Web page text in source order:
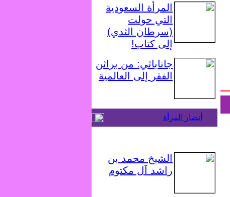
المرأة السعودية
التي حولت
(سرطان الثدي)
إلى كتاب!
جاناباثي: من براثن
الفقر إلى العالمية
أنصار المرأة
الشيخ محمد بن
راشد آل مكتوم